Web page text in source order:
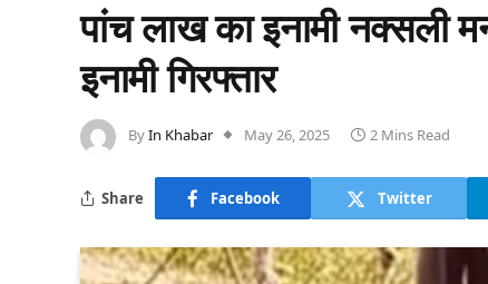
पांच लाख का इनामी नक्सली
इनामी गिरफ्तार
ByIn Khabar May 26, 2025 2 Mins Read
Share Facebook Twitter